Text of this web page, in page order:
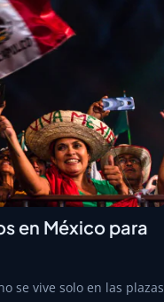
en México para
se vive solo en las plazas